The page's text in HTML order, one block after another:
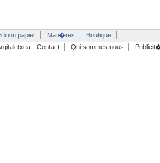
papier Mati�res
Boutique
Contact Qui sommes nous